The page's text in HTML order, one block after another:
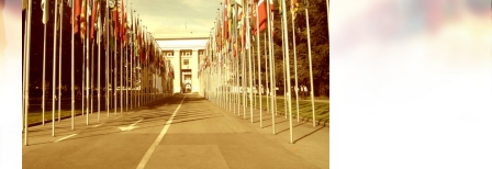
諮詢委員會
YHRI合作夥伴
表揚與肯定
背書
教育人士應用成果
人權課程
教育人士計畫案
計畫執行
請願
會員與捐款
團體
競賽
人權活動
人權機構
人權侵害
新消息
訂購
聯絡